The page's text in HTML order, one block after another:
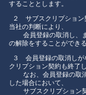
することとします。
２ サブスクリプション
当社の判断により、
会員登録の取消し、ま
の解除をすることができ
３ 会員登録の取消しが
クリプション契約も終了
なお、会員登録の取消
した場合において、
サブスクリプション契